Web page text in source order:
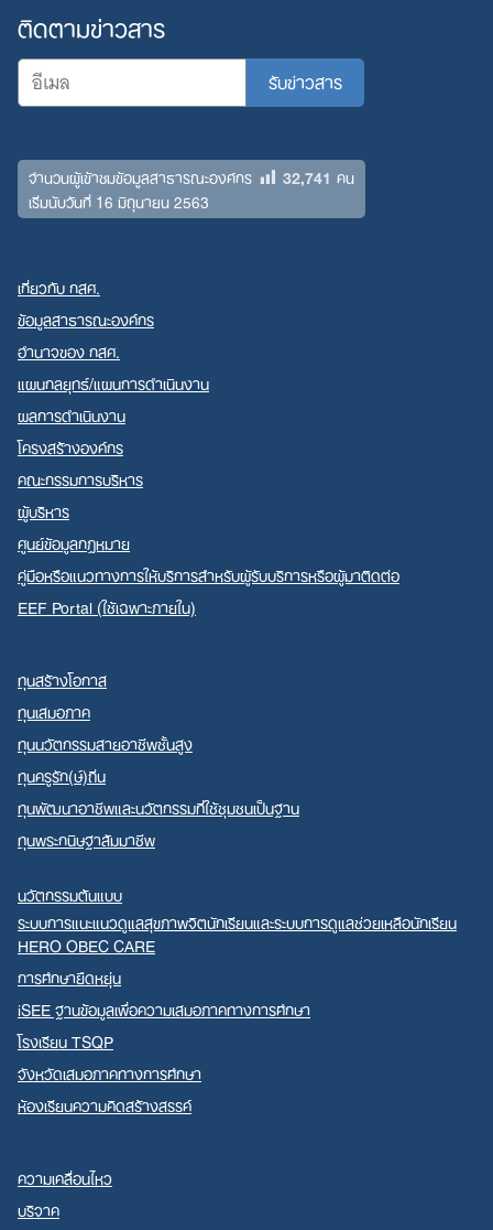
ติดตามข่าวสาร
จำนวนผู้เข้าชมข้อมูลสาธารณะองค์กร 32,741 คน
เริ่มนับวันที่ 16 มิถุนายน 2563
เกี่ยวกับ กสศ.
ข้อมูลสาธารณะองค์กร
อำนาจของ กสศ.
แผนกลยุทธ์/แผนการดำเนินงาน
ผลการดำเนินงาน
โครงสร้างองค์กร
คณะกรรมการบริหาร
ผู้บริหาร
ศูนย์ข้อมูลกฎหมาย
คู่มือหรือแนวทางการให้บริการสำหรับผู้รับบริการหรือผู้มาติดต่อ
EEF Portal (ใช้เฉพาะภายใน)
ทุนสร้างโอกาส
ทุนเสมอภาค
ทุนนวัตกรรมสายอาชีพชั้นสูง
ทุนครูรัก(ษ์)ถิ่น
ทุนพัฒนาอาชีพและนวัตกรรมที่ใช้ชุมชนเป็นฐาน
ทุนพระกนิษฐาสัมมาชีพ
นวัตกรรมต้นแบบ
ระบบการแนะแนวดูแลสุขภาพจิตนักเรียนและระบบการดูแลช่วยเหลือนักเรียน
HERO OBEC CARE
การศึกษายืดหยุ่น
iSEE ฐานข้อมูลเพื่อความเสมอภาคทางการศึกษา
โรงเรียน TSQP
จังหวัดเสมอภาคทางการศึกษา
ห้องเรียนความคิดสร้างสรรค์
ความเคลื่อนไหว
บริจาค